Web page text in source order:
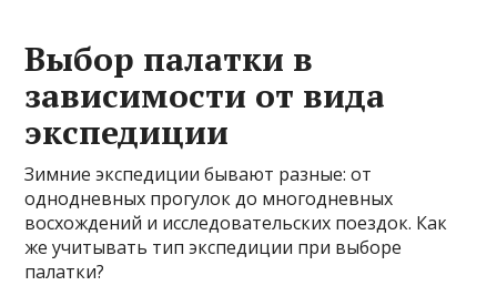
Выбор палатки в
зависимости от вида
экспедиции
Зимние экспедиции бывают разные: от
однодневных прогулок до многодневных
восхождений и исследовательских поездок. Как
же учитывать тип экспедиции при выборе
палатки?